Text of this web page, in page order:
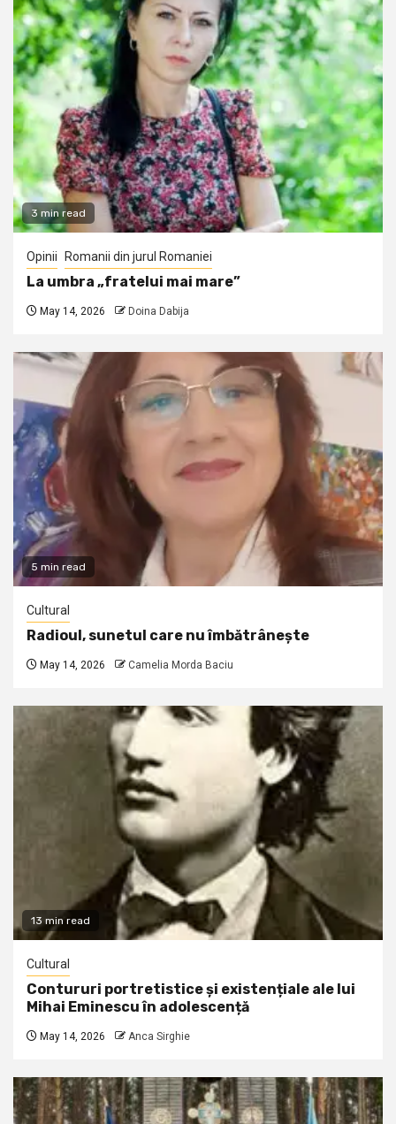
3 min read
Opinii Romanii din jurul Romaniei
La umbra „fratelui mai mare”
May 14, 2026 Doina Dabija
5 min read
Cultural
Radioul, sunetul care nu îmbătrânește
May 14, 2026 Camelia Morda Baciu
13 min read
Cultural
Contururi portretistice și existențiale ale lui
Mihai Eminescu în adolescență
May 14, 2026 Anca Sirghie